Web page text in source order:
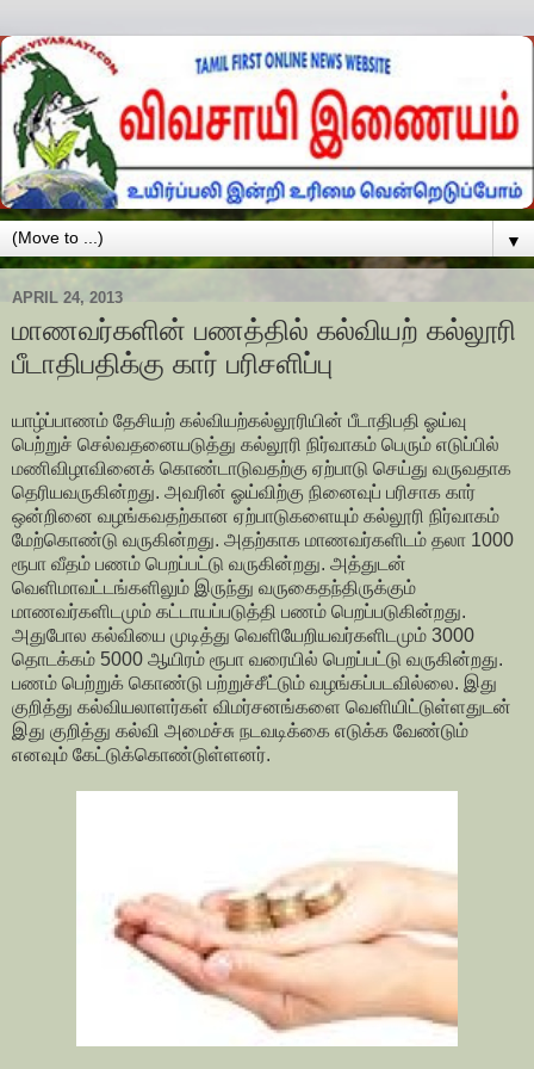
▼
APRIL 24, 2013
மாணவர்களின் பணத்தில் கல்வியற் கல்லூரி
பீடாதிபதிக்கு கார் பரிசளிப்பு
யாழ்ப்பாணம் தேசியற் கல்வியற்கல்லூரியின் பீடாதிபதி ஓய்வு
பெற்றுச் செல்வதனையடுத்து கல்லூரி நிர்வாகம் பெரும் எடுப்பில்
மணிவிழாவினைக் கொண்டாடுவதற்கு ஏற்பாடு செய்து வருவதாக
தெரியவருகின்றது. அவரின் ஓய்விற்கு நினைவுப் பரிசாக கார்
ஒன்றினை வழங்கவதற்கான ஏற்பாடுகளையும் கல்லூரி நிர்வாகம்
மேற்கொண்டு வருகின்றது. அதற்காக மாணவர்களிடம் தலா 1000
ரூபா வீதம் பணம் பெறப்பட்டு வருகின்றது. அத்துடன்
வெளிமாவட்டங்களிலும் இருந்து வருகைதந்திருக்கும்
மாணவர்களிடமும் கட்டாயப்படுத்தி பணம் பெறப்படுகின்றது.
அதுபோல கல்வியை முடித்து வெளியேறியவர்களிடமும் 3000
தொடக்கம் 5000 ஆயிரம் ரூபா வரையில் பெறப்பட்டு வருகின்றது.
பணம் பெற்றுக் கொண்டு பற்றுச்சீட்டும் வழங்கப்படவில்லை. இது
குறித்து கல்வியலாளர்கள் விமர்சனங்களை வெளியிட்டுள்ளதுடன்
இது குறித்து கல்வி அமைச்சு நடவடிக்கை எடுக்க வேண்டும்
எனவும் கேட்டுக்கொண்டுள்ளனர்.